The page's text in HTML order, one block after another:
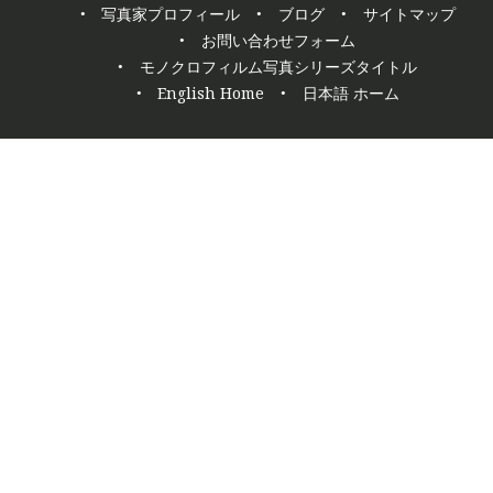
navigation写真家プロフィール ブログ
サイトマップ
お問い合わせフォーム
モノクロフィルム写真シリーズタイトル
English Home
日本語 ホーム